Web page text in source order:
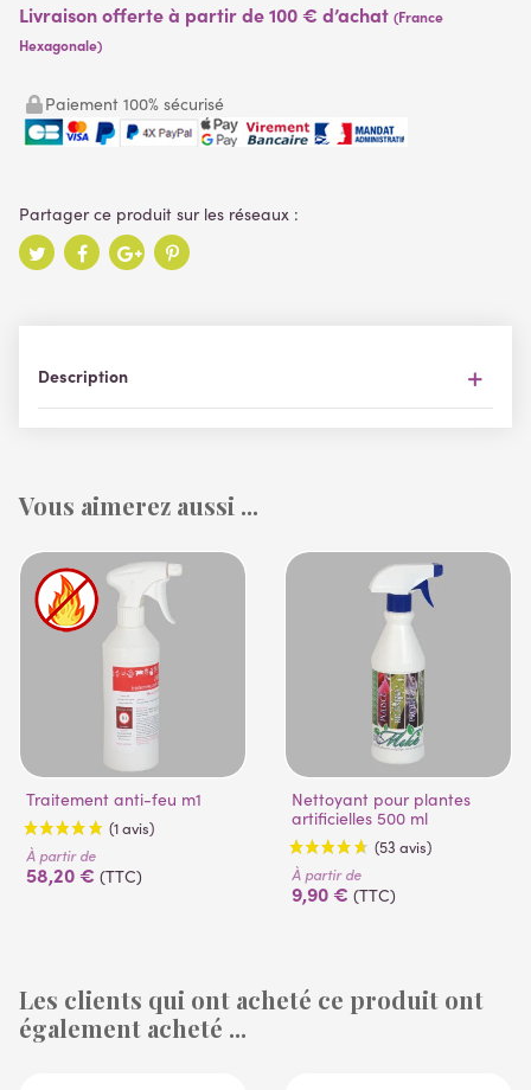
Livraison offerte à partir de 100 € d’achat (France
Hexagonale)
Paiement 100% sécurisé
Description
Vous aimerez aussi ...
Traitement anti-feu m1
(1 avis)
À partir de
58,20 € (TTC)
Nettoyant pour plantes
artificielles 500 ml
À partir de
9,90 € (TTC)
Les clients qui ont acheté ce produit ont
également acheté ...